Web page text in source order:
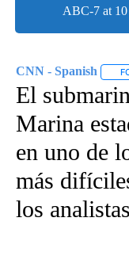
ABC-7 at 10
CNN - Spanish
El
Marina
en uno de
más
los analistas